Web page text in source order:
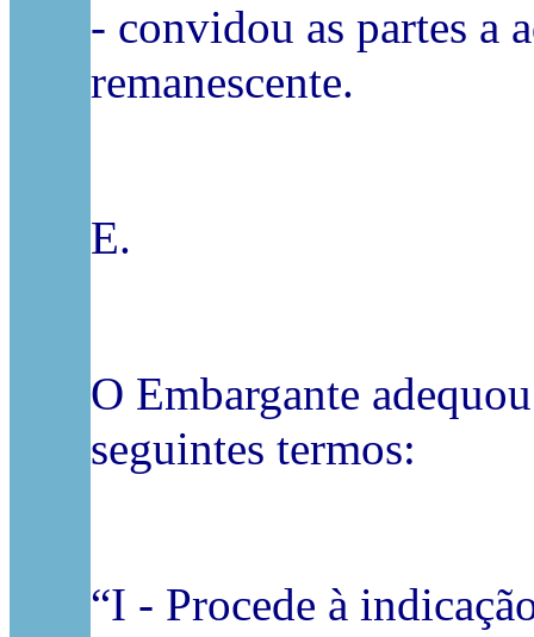
- convidou as partes a
remanescente.
E.
O Embargante
seguintes termos:
“I - Procede à